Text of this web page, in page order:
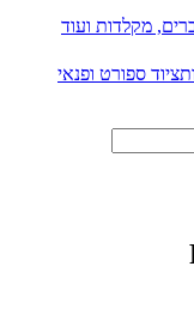
מקלדות ועוד
ציוד ספורט ופנאי